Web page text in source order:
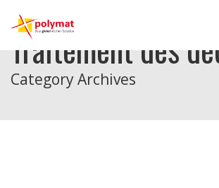
Traitement des
Category Archives